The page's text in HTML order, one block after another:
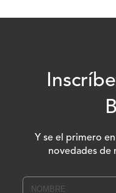
Y se el primero
novedades de